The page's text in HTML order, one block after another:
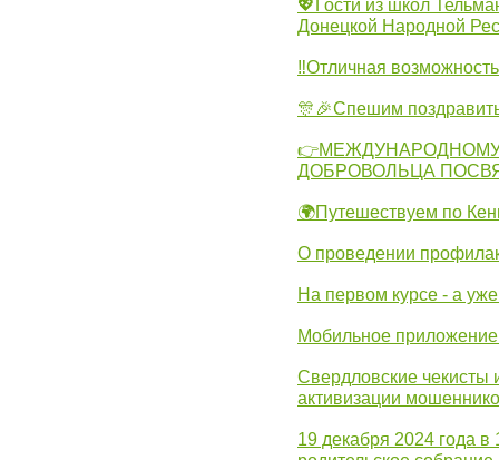
💖Гости из школ
Донецкой Народной
‼Отличная
🎊🎉Спешим
ДОБРОВОЛЬЦА
🌍Путешествуем по
О проведении
На первом курсе - а
Мобильное
Свердловские
активизации
19 декабря 2024 года